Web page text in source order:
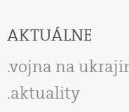
AKTUÁLNE
vojna na
aktuality